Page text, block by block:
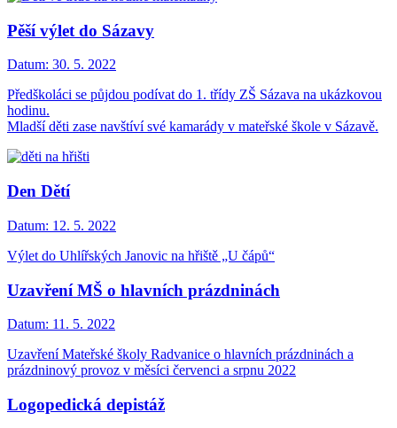
Pěší výlet do Sázavy
Datum: 30. 5. 2022
Předškoláci se půjdou podívat do 1. třídy ZŠ Sázava na ukázkovou
hodinu.
Mladší děti zase navštíví své kamarády v mateřské škole v Sázavě.
Den Dětí
Datum: 12. 5. 2022
Výlet do Uhlířských Janovic na hřiště „U čápů“
Uzavření MŠ o hlavních prázdninách
Datum: 11. 5. 2022
Uzavření Mateřské školy Radvanice o hlavních prázdninách a
prázdninový provoz v měsíci červenci a srpnu 2022
Logopedická depistáž